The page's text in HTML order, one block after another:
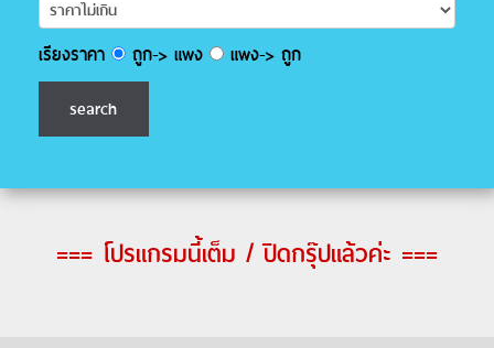
เรียงราคา ถูก-> แพง แพง-> ถูก
=== โปรแกรมนี้เต็ม / ปิดกรุ๊ปแล้วค่ะ ===